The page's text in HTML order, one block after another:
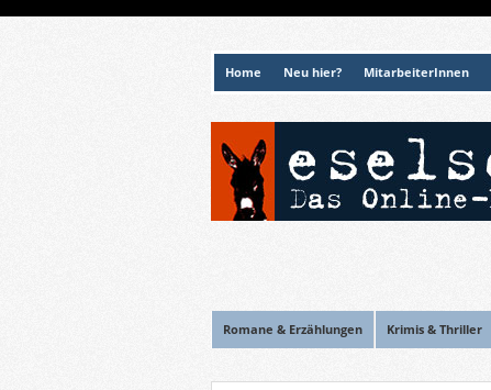
Home Neu hier? MitarbeiterInnen
Romane & Erzählungen Krimis & Thriller